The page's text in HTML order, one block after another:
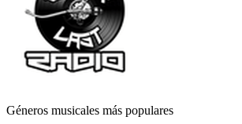
Géneros musicales más populares